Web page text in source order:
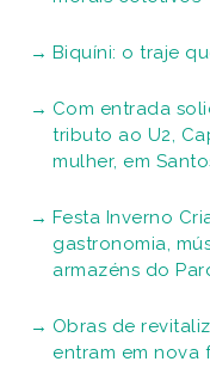
Biquíni: o traje
Com entrada
tributo ao U2,
mulher, em
Festa Inverno
gastronomia,
armazéns do
Obras de
entram em nova